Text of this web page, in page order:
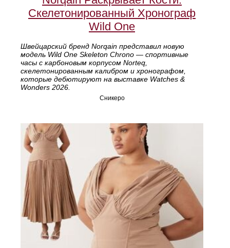
Скелетонированный Хронограф
Wild One
Швейцарский бренд Norqain представил новую
модель Wild One Skeleton Chrono — спортивные
часы с карбоновым корпусом Norteq,
скелетонированным калибром и хронографом,
которые дебютируют на выставке Watches &
Wonders 2026.
Сникеро